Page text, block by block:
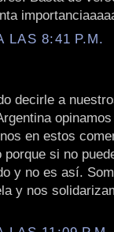
LAS 8:41 P.M.
decirle a
en estos
si no
y no es así.
y nos